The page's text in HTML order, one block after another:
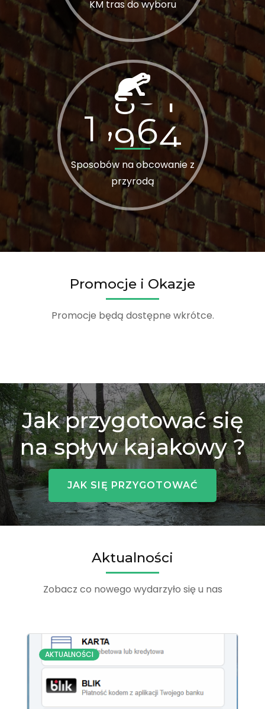
KM tras do wyboru
Sposobów na obcowanie z
przyrodą
1,000
Promocje i Okazje
Promocje będą dostępne wkrótce.
Jak przygotować się
na spływ kajakowy ?
JAK SIĘ PRZYGOTOWAĆ
Aktualności
Zobacz co nowego wydarzyło się u nas
AKTUALNOŚCI